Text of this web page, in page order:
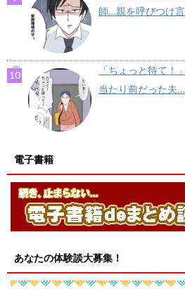
師…親を呼びつけ言
「ちょっと待て！
当たり前だった夫
電子書籍
あなたの体験談大募集！